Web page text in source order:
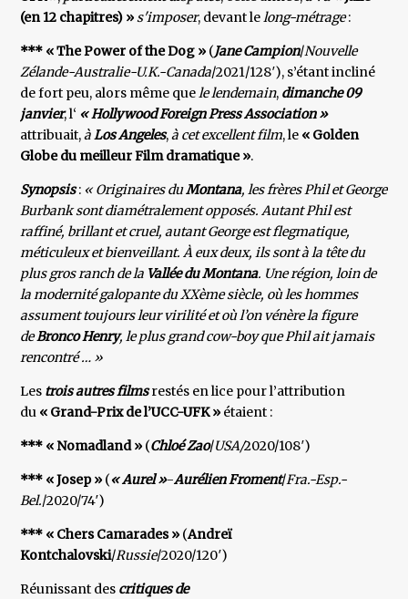
(en 12 chapitres) »s'imposer, devant lelong-métrage:
*** « The Power of the Dog » (Jane Campion/Nouvelle
Zélande-Australie-U.K.-Canada/2021/128′), s’étant incliné
de fort peu, alors même quele lendemain, dimanche 09
janvier, l‘ « Hollywood Foreign Press Association »
attribuait,àLos Angeles,à cet excellent film, le « Golden
Globe du meilleur Film dramatique ».
Synopsis: « Originaires duMontana, les frères Phil et George
Burbank sont diamétralement opposés. Autant Phil est
raffiné, brillant et cruel, autant George est flegmatique,
méticuleux et bienveillant. À eux deux, ils sont à la tête du
plus gros ranch de la Vallée du Montana. Une région, loin de
la modernité galopante du XXème siècle, où les hommes
assument toujours leur virilité et où l’on vénère la figure
deBronco Henry, le plus grand cow-boy que Phil ait jamais
rencontré … »
Les trois autres filmsrestés en lice pour l’attribution
du « Grand-Prix de l’UCC-UFK » étaient :
*** « Nomadland » (Chloé Zao/USA/2020/108′)
*** « Josep » (« Aurel »-Aurélien Froment/Fra.-Esp.-
Bel./2020/74′)
*** « Chers Camarades » (Andreï
Kontchalovski/Russie/2020/120′)
Réunissant des critiques de